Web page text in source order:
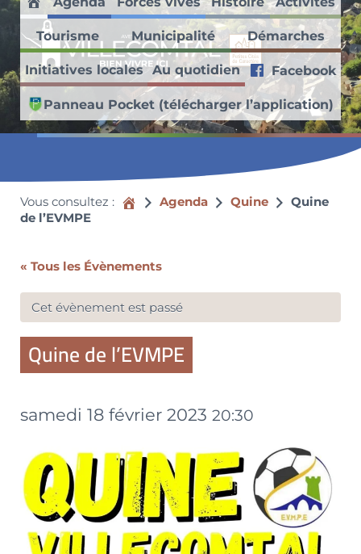
Passer au contenu principal
Skip to header right navigation
Skip to site footer
Villecomtal en Aveyron
Découvrez ce village médiéval faisant partie des Petites Cités de
Accueil
Tourisme Municipalité Démarches
Initiatives locales Au quotidien Facebook
Panneau Pocket (télécharger l’application)
Vous consultez : Accueil
Agenda Quine
Quine
de l’EVMPE
« Tous les Évènements
Cet évènement est passé
Quine de l’EVMPE
samedi 18 février 2023 20:30